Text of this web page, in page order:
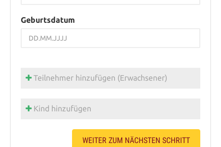
Geburtsdatum
Teilnehmer hinzufügen (Erwachsener)
Kind hinzufügen
WEITER ZUM NÄCHSTEN SCHRITT